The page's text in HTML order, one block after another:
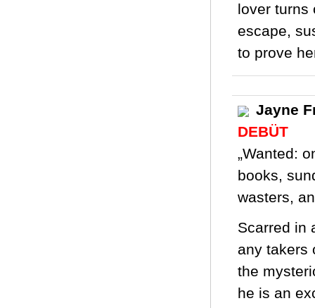
lover turns
escape,
to prove
Jayne
DEBÜT
„Wanted:
books,
wasters,
Scarred in
any takers
the
he is an